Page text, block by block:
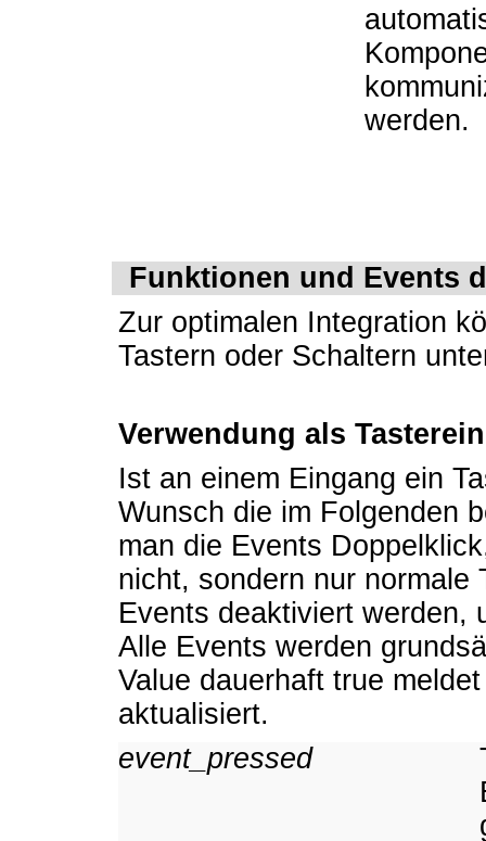
werden.
Funktionen und Events
Zur optimalen Integration
Tastern oder Schaltern
Verwendung als
Ist an einem Eingang ein
Wunsch die im Folgenden
man die Events
nicht, sondern nur normale
Events deaktiviert werden,
Alle Events werden
Value dauerhaft true
aktualisiert.
event_pressed